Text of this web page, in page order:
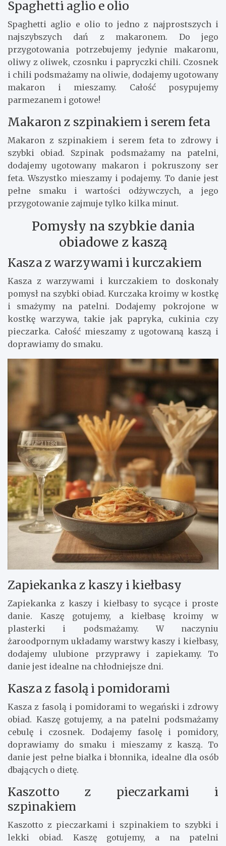
Spaghetti aglio e olio
Spaghetti aglio e olio to jedno z najprostszych i
najszybszych dań z makaronem. Do jego
przygotowania potrzebujemy jedynie makaronu,
oliwy z oliwek, czosnku i papryczki chili. Czosnek
i chili podsmażamy na oliwie, dodajemy ugotowany
makaron i mieszamy. Całość posypujemy
parmezanem i gotowe!
Makaron z szpinakiem i serem feta
Makaron z szpinakiem i serem feta to zdrowy i
szybki obiad. Szpinak podsmażamy na patelni,
dodajemy ugotowany makaron i pokruszony ser
feta. Wszystko mieszamy i podajemy. To danie jest
pełne smaku i wartości odżywczych, a jego
przygotowanie zajmuje tylko kilka minut.
Pomysły na szybkie dania
obiadowe z kaszą
Kasza z warzywami i kurczakiem
Kasza z warzywami i kurczakiem to doskonały
pomysł na szybki obiad. Kurczaka kroimy w kostkę
i smażymy na patelni. Dodajemy pokrojone w
kostkę warzywa, takie jak papryka, cukinia czy
pieczarka. Całość mieszamy z ugotowaną kaszą i
doprawiamy do smaku.
Zapiekanka z kaszy i kiełbasy
Zapiekanka z kaszy i kiełbasy to sycące i proste
danie. Kaszę gotujemy, a kiełbasę kroimy w
plasterki i podsmażamy. W naczyniu
żaroodpornym układamy warstwy kaszy i kiełbasy,
dodajemy ulubione przyprawy i zapiekamy. To
danie jest idealne na chłodniejsze dni.
Kasza z fasolą i pomidorami
Kasza z fasolą i pomidorami to wegański i zdrowy
obiad. Kaszę gotujemy, a na patelni podsmażamy
cebulę i czosnek. Dodajemy fasolę i pomidory,
doprawiamy do smaku i mieszamy z kaszą. To
danie jest pełne białka i błonnika, idealne dla osób
dbających o dietę.
Kaszotto z pieczarkami i
szpinakiem
Kaszotto z pieczarkami i szpinakiem to szybki i
lekki obiad. Kaszę gotujemy, a na patelni